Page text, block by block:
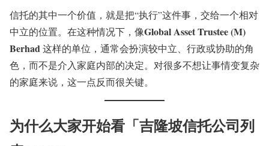
信托的其中一个价值，就是把“执行”这件事，交给一个相对
中立的位置。在这种情况下，像Global Asset Trustee (M)
Berhad这样的单位，通常会扮演较中立、行政或协助的角
色，而不是介入家庭内部的决定。对很多不想让事情变复杂
的家庭来说，这一点反而很关键。
为什么大家开始看「吉隆坡信托公司列